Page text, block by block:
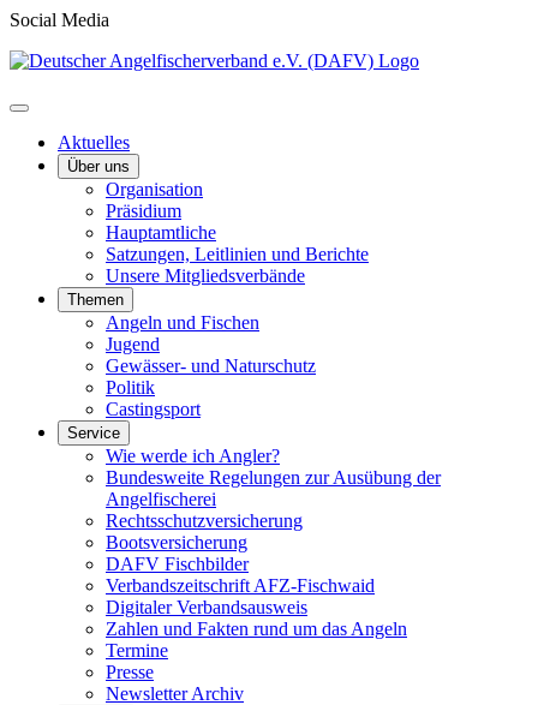
Social Media
Aktuelles
Über uns
Organisation
Präsidium
Hauptamtliche
Satzungen, Leitlinien und Berichte
Unsere Mitgliedsverbände
Themen
Angeln und Fischen
Jugend
Gewässer- und Naturschutz
Politik
Castingsport
Service
Wie werde ich Angler?
Bundesweite Regelungen zur Ausübung der
Angelfischerei
Rechtsschutzversicherung
Bootsversicherung
DAFV Fischbilder
Verbandszeitschrift AFZ-Fischwaid
Digitaler Verbandsausweis
Zahlen und Fakten rund um das Angeln
Termine
Presse
Newsletter Archiv